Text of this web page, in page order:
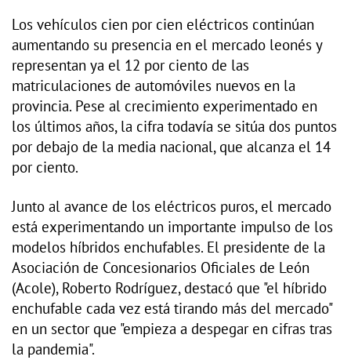
Los vehículos cien por cien eléctricos continúan
aumentando su presencia en el mercado leonés y
representan ya el 12 por ciento de las
matriculaciones de automóviles nuevos en la
provincia. Pese al crecimiento experimentado en
los últimos años, la cifra todavía se sitúa dos puntos
por debajo de la media nacional, que alcanza el 14
por ciento.
Junto al avance de los eléctricos puros, el mercado
está experimentando un importante impulso de los
modelos híbridos enchufables. El presidente de la
Asociación de Concesionarios Oficiales de León
(Acole), Roberto Rodríguez, destacó que "el híbrido
enchufable cada vez está tirando más del mercado"
en un sector que "empieza a despegar en cifras tras
la pandemia".